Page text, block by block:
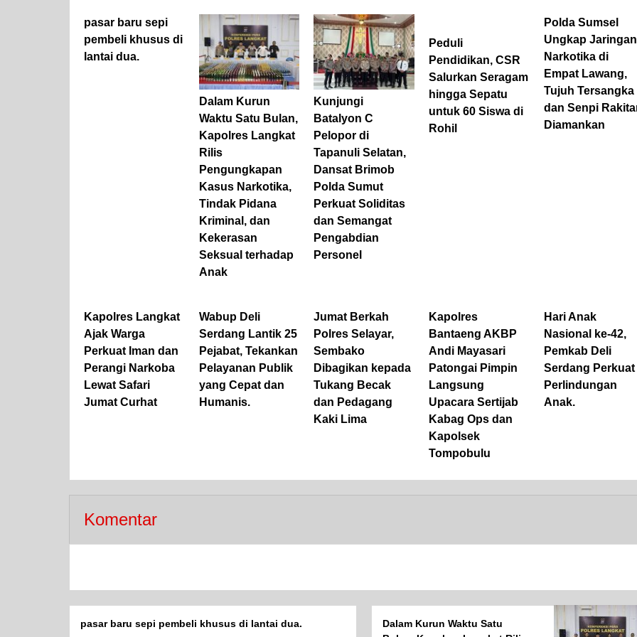
pasar baru sepi
pembeli khusus di
lantai dua.
Dalam Kurun
Waktu Satu Bulan,
Kapolres Langkat
Rilis
Pengungkapan
Kasus Narkotika,
Tindak Pidana
Kriminal, dan
Kekerasan
Seksual terhadap
Anak
Kunjungi
Batalyon C
Pelopor di
Tapanuli Selatan,
Dansat Brimob
Polda Sumut
Perkuat Soliditas
dan Semangat
Pengabdian
Personel
Peduli
Pendidikan, CSR
Salurkan Seragam
hingga Sepatu
untuk 60 Siswa di
Rohil
Polda Sumsel
Ungkap Jaringan
Narkotika di
Empat Lawang,
Tujuh Tersangka
dan Senpi
Diamankan
Kapolres Langkat
Ajak Warga
Perkuat Iman dan
Perangi Narkoba
Lewat Safari
Jumat Curhat
Wabup Deli
Serdang Lantik 25
Pejabat, Tekankan
Pelayanan Publik
yang Cepat dan
Humanis.
Jumat Berkah
Polres Selayar,
Sembako
Dibagikan kepada
Tukang Becak
dan Pedagang
Kaki Lima
Kapolres
Bantaeng AKBP
Andi Mayasari
Patongai Pimpin
Langsung
Upacara Sertijab
Kabag Ops dan
Kapolsek
Tompobulu
Hari Anak
Nasional ke-42,
Pemkab Deli
Serdang Perkuat
Perlindungan
Anak.
Komentar
pasar baru sepi pembeli khusus di lantai dua.
Dalam Kurun Waktu Satu